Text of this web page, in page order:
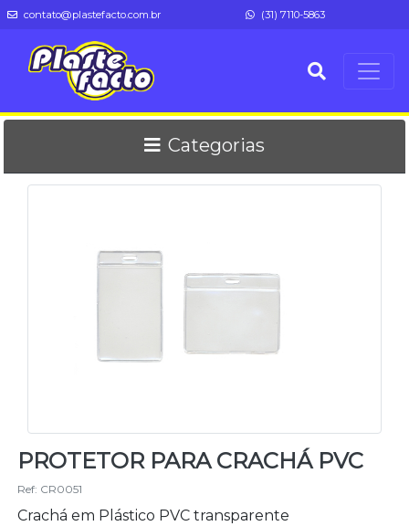
contato@plastefacto.com.br (31) 7110-5863
Categorias
PROTETOR PARA CRACHÁ PVC
Ref: CR0051
Crachá em Plástico PVC transparente